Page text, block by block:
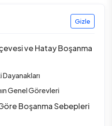
Gizle
ve Hatay Boşanma
Genel Görevleri
Boşanma Sebepleri